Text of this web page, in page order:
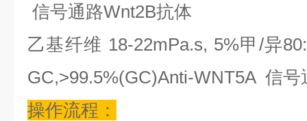
信号通路Wnt2B抗体
乙基纤维 18-22mPa.s, 5%甲/异
GC,>99.5%(GC)Anti-WNT5A 信号
操作流程：